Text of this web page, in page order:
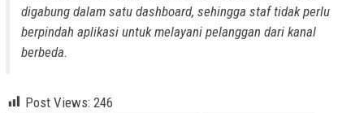
digabung dalam satu dashboard, sehingga staf tidak perlu
berpindah aplikasi untuk melayani pelanggan dari kanal
berbeda.
Post Views: 246